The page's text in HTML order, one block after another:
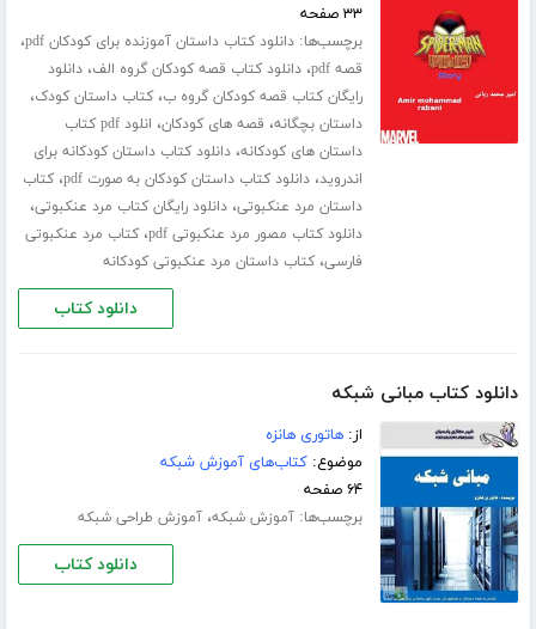
۳۳ صفحه
برچسب‌ها:دانلود کتاب داستان آموزنده برای کودکان pdf ،
قصه pdf ،دانلود کتاب قصه کودکان گروه الف،دانلود
رایگان کتاب قصه کودکان گروه ب،کتاب داستان کودک،
داستان بچگانه، قصه های کودکان،
انلود pdf کتاب
داستان های کودکانه،دانلود کتاب داستان کودکانه برای
اندروید،دانلود کتاب داستان کودکان به صورت pdf ،کتاب
داستان مرد عنکبوتی،دانلود رایگان کتاب مرد عنکبوتی،
دانلود کتاب مصور مرد عنکبوتی pdf ،کتاب مرد عنکبوتی
فارسی،کتاب داستان مرد عنکبوتی کودکانه
دانلود کتاب
دانلود کتاب مبانی شبکه
از:هاتوری هانزه
موضوع:کتاب‌های آموزش شبکه
۶۴ صفحه
برچسب‌ها:آموزش شبکه،آموزش طراحی شبکه
دانلود کتاب